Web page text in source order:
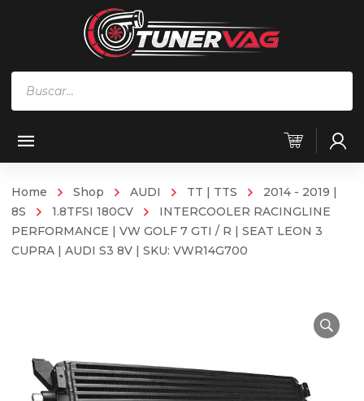
Home Shop AUDI TT | TTS
2014 - 2019 |
8S
1.8TFSI 180CV
INTERCOOLER RACINGLINE
PERFORMANCE | VW GOLF 7 GTI / R | SEAT LEON 3
CUPRA | AUDI S3 8V | SKU: VWR14G700